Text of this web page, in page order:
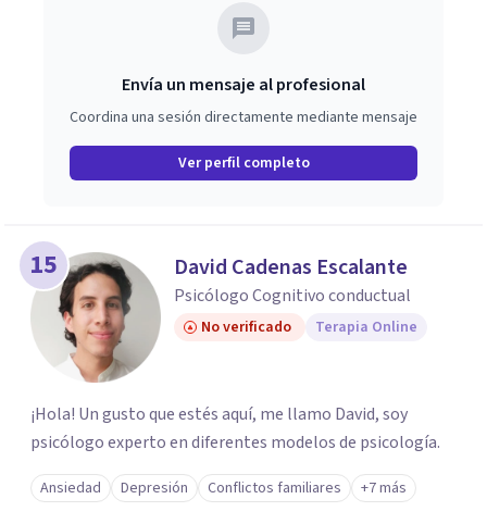
Envía un mensaje al profesional
Coordina una sesión directamente mediante mensaje
Ver perfil completo
15 David Cadenas Escalante
Psicólogo Cognitivo conductual
No verificado Terapia Online
¡Hola! Un gusto que estés aquí, me llamo David, soy
psicólogo experto en diferentes modelos de psicología.
Ansiedad Depresión Conflictos familiares +7 más